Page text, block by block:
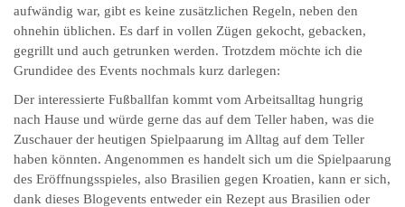
aufwändig war, gibt es keine zusätzlichen Regeln, neben den
ohnehin üblichen. Es darf in vollen Zügen gekocht, gebacken,
gegrillt und auch getrunken werden. Trotzdem möchte ich die
Grundidee des Events nochmals kurz darlegen:
Der interessierte Fußballfan kommt vom Arbeitsalltag hungrig
nach Hause und würde gerne das auf dem Teller haben, was die
Zuschauer der heutigen Spielpaarung im Alltag auf dem Teller
haben könnten. Angenommen es handelt sich um die Spielpaarung
des Eröffnungsspieles, also Brasilien gegen Kroatien, kann er sich,
dank dieses Blogevents entweder ein Rezept aus Brasilien oder